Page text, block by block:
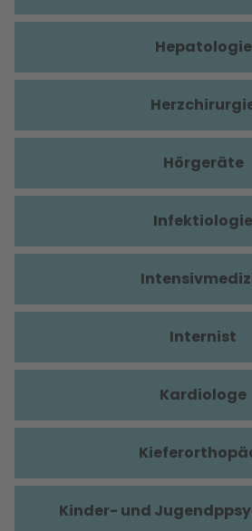
Hepatologie
Hörgeräte
Infektiologie
Internist
Kardiologe
Kinder- und